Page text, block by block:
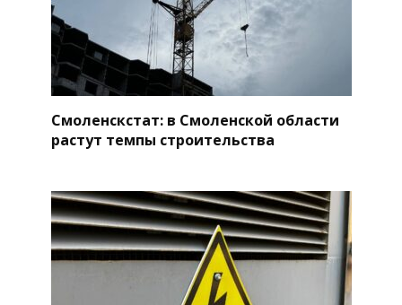
Смоленскстат: в Смоленской области
растут темпы строительства